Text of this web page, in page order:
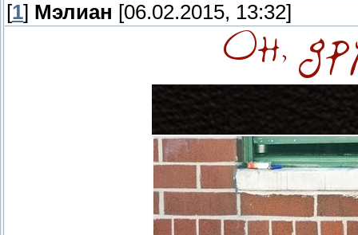
[1] Мэлиан [06.02.2015, 13:32]